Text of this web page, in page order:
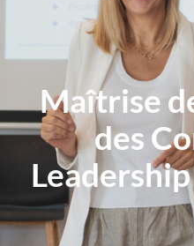
Maîtrise
des